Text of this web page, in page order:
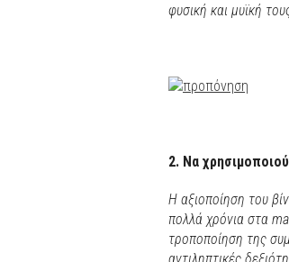
φυσική και μυϊκή
2. Να
Η αξιοποίηση του
πολλά χρόνια στα
τροποποίηση της